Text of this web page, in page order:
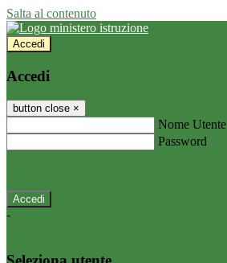
Salta al contenuto
Accedi
Accedi
button close ×
Nome Utente
Password
-